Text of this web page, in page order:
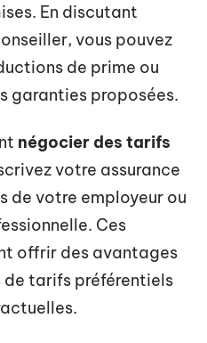
En discutant
vous pouvez
de prime ou
garanties proposées.
négocier des tarifs
votre assurance
de votre employeur ou
Ces
offrir des avantages
tarifs préférentiels